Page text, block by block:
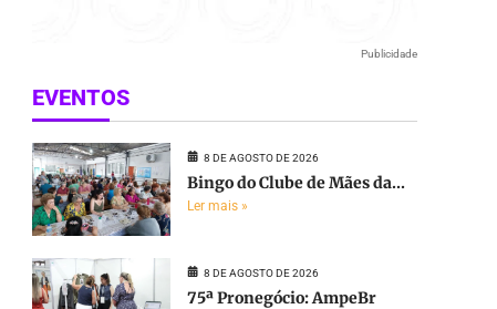
Publicidade
EVENTOS
8 DE AGOSTO DE 2026
Bingo do Clube de Mães da...
Ler mais »
8 DE AGOSTO DE 2026
75ª Pronegócio: AmpeBr